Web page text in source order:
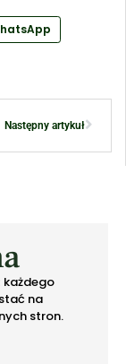
Następny artykuł
każdego
na
stron.